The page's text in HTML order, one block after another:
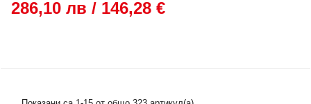
286,10 лв / 146,28 €